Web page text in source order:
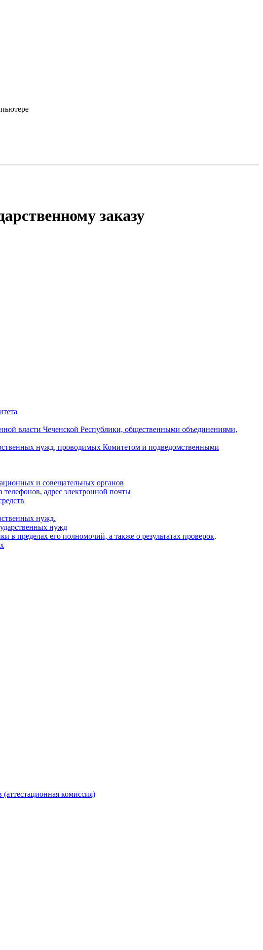
заказу
власти Чеченской Республики, общественными объединениями,
нужд, проводимых Комитетом и подведомственными
и совещательных органов
адрес электронной почты
нужд.
нужд
в пределах его полномочий, а также о результатах проверок,
комиссия)